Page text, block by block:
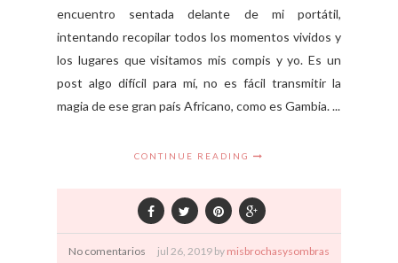
encuentro sentada delante de mi portátil,
intentando recopilar todos los momentos vividos y
los lugares que visitamos mis compis y yo. Es un
post algo difícil para mí, no es fácil transmitir la
magia de ese gran país Africano, como es Gambia. ...
CONTINUE READING
No comentarios jul 26, 2019 by misbrochasysombras